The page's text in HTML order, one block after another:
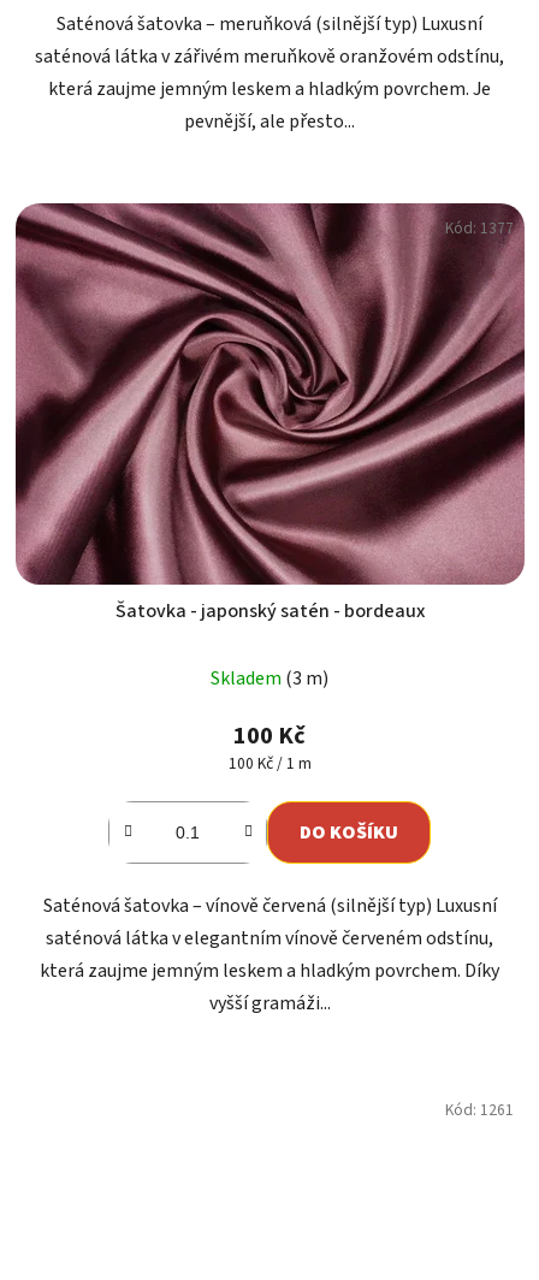
Saténová šatovka – meruňková (silnější typ) Luxusní
saténová látka v zářivém meruňkově oranžovém odstínu,
která zaujme jemným leskem a hladkým povrchem. Je
pevnější, ale přesto...
Šatovka - japonský satén - bordeaux
Skladem (3 m)
100 Kč
Měrná
100 Kč / 1 m
DO KOŠÍKU
Saténová šatovka – vínově červená (silnější typ) Luxusní
saténová látka v elegantním vínově červeném odstínu,
která zaujme jemným leskem a hladkým povrchem. Díky
vyšší gramáži...
Kód: 1377
Kód: 1261